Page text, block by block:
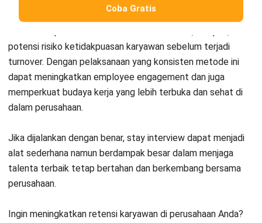
Pertanyaan Seputar Stay Interview
Apa tujuan stay interview di bidang
SDM?
Kapan sebaiknya stay interview
Siapa yang sebaiknya memimpin stay
interview?